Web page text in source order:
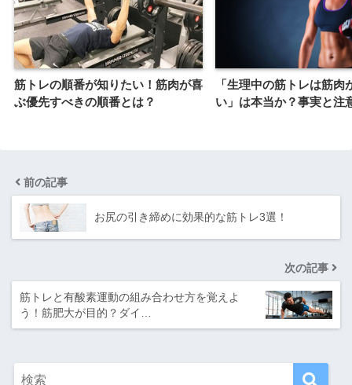
筋トレの順番が知りたい！筋肉が喜
ぶ優先すべきの順番とは？
「生理中の筋トレは筋肉
い」は本当か？事実と注
前の記事
お尻の引き締めに効果的な筋トレ3選！
次の記事
筋トレと有酸素運動の組み合わせ方を覚えよ
う！筋肥大が目的？ダイ…